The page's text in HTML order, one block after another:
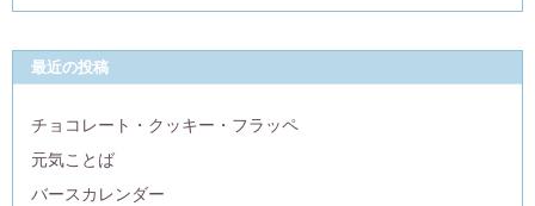
最近の投稿
チョコレート・クッキー・フラッペ
元気ことば
バースカレンダー